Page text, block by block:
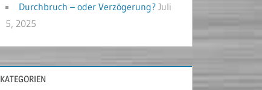
Durchbruch – oder Verzögerung? Juli
5, 2025
KATEGORIEN